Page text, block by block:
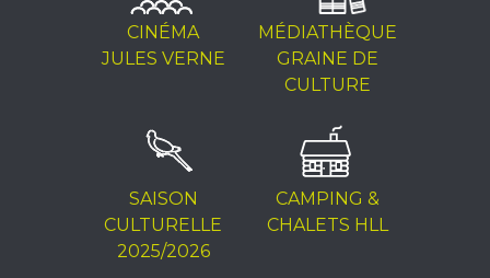
CINÉMA
JULES VERNE
MÉDIATHÈQUE
GRAINE DE
CULTURE
SAISON
CULTURELLE
2025/2026
CAMPING &
CHALETS HLL